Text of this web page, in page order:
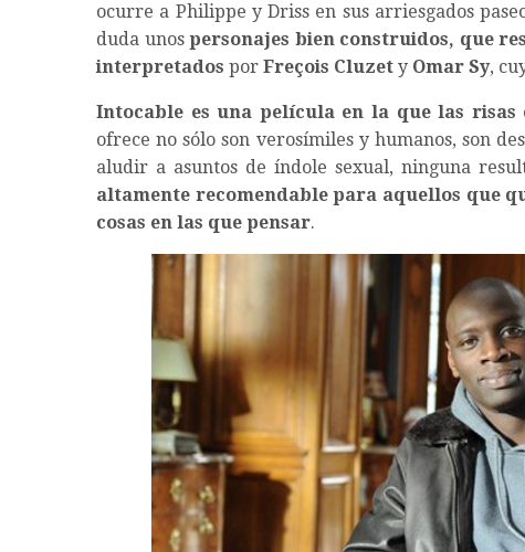
ocurre a Philippe y Driss en sus arriesgados
duda unospersonajes bien construidos, que
interpretados por Freçois Cluzet y Omar Sy,
Intocable es una película en la que las risas
ofrece no sólo son verosímiles y humanos, son
aludir a asuntos de índole sexual, ninguna
altamente recomendable para aquellos que
cosas en las que pensar.